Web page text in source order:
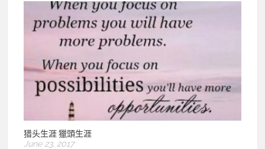
猎头生涯 獵頭生涯
June 23, 2017